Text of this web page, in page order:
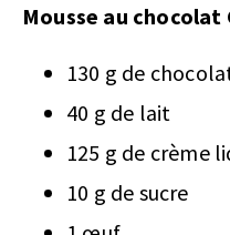
Mousse au chocolat
130 g de
40 g de lait
125 g de crème
10 g de sucre